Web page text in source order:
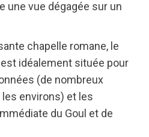
une vue dégagée sur un
chapelle romane, le
idéalement située pour
(de nombreux
environs) et les
du Goul et de